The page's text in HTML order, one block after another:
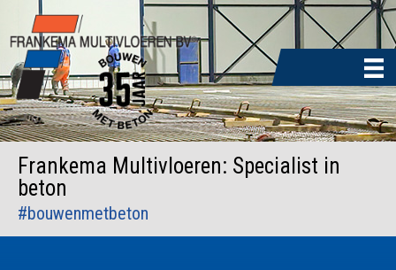
naar
hoofd
inhoud
Frankema Multivloeren: Specialist in
beton
#bouwenmetbeton